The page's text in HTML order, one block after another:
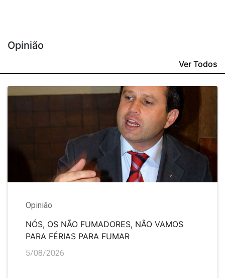
Opinião
Ver Todos
Opinião
NÓS, OS NÃO FUMADORES, NÃO VAMOS
PARA FÉRIAS PARA FUMAR
5/08/2026